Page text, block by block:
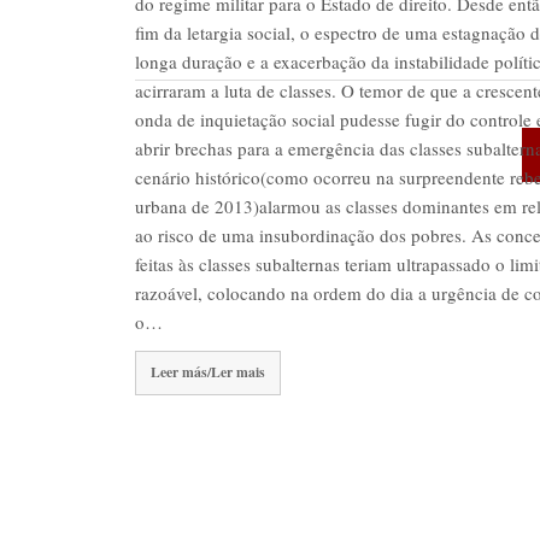
fim da letargia social, o espectro de uma estagnação
longa duração e a exacerbação da instabilidade
acirraram a luta de classes. O temor de que a
onda de inquietação social pudesse fugir do controle
abrir brechas para a emergência das classes
cenário histórico(como ocorreu na surpreendente
urbana de 2013)alarmou as classes dominantes em
ao risco de uma insubordinação dos pobres. As
feitas às classes subalternas teriam ultrapassado o
razoável, colocando na ordem do dia a urgência de
o…
Leer más/Ler mais